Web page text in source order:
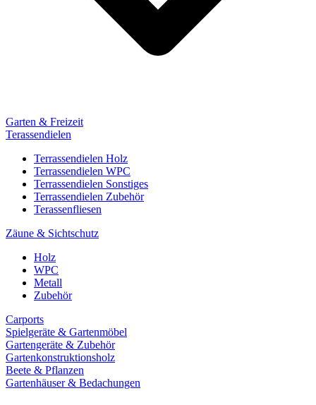
Garten & Freizeit
Terassendielen
Terrassendielen Holz
Terrassendielen WPC
Terrassendielen Sonstiges
Terrassendielen Zubehör
Terassenfliesen
Zäune & Sichtschutz
Holz
WPC
Metall
Zubehör
Carports
Spielgeräte & Gartenmöbel
Gartengeräte & Zubehör
Gartenkonstruktionsholz
Beete & Pflanzen
Gartenhäuser & Bedachungen